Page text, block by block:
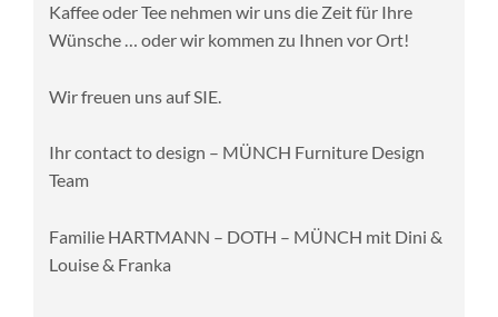
Kaffee oder Tee nehmen wir uns die Zeit für Ihre
Wünsche … oder wir kommen zu Ihnen vor Ort!
Wir freuen uns auf SIE.
Ihr contact to design – MÜNCH Furniture Design
Team
Familie HARTMANN – DOTH – MÜNCH mit Dini &
Louise & Franka